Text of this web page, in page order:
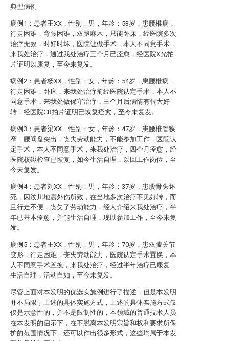
典型病例
病例1：患者王XX，性别：男，年龄：53岁，患腰椎病，
行走困难，弯腰困难，双腿麻木，只能卧床，经医院多次
治疗无效，时好时坏，医院让做手术，本人不同意手术，
来我处治疗，通过我处治疗三个月已痊愈，经医院X光拍
片证明以康复，至今未复发。
病例2：患者杨XX，性别：女，年龄：54岁，患腰椎病，
行走困难，卧床，来我处治疗前经医院认定手术，本人不
同意手术，来我处做保守治疗，三个月后病情有很大好
转，经医院CR拍片证明已恢复痊愈，至今未复发。
病例3：患者梁XX，性别：女，年龄：47岁，患腰椎管狭
窄，腰间盘突出，丧失劳动能力，不能参加工作，医院认
定手术，本人不同意手术，来我处治疗，四个月痊愈，经
医院核磁检查已恢复，如今生活自理，以回工作岗位，至
今未复发。
病例4：患者刘XX，性别：男，年龄：37岁，患股骨头坏
死，因汶川地震外伤所致，在当地多次治疗不见好转，而
且行走不便，丧失了劳动能力，经人介绍来我处治疗，半
年已基本痊愈，并能生活自理，现以参加工作，至今未复
发。
病例5：患者王XX，性别：男，年龄：70岁，患双膝关节
变形，行走困难，丧失劳动能力，医院认定手术置换，本
人不同意手术置换，来我处治疗，经过半年治疗已康复，
生活自理，活动自如，至今未复发。
尽管上面对本发明的优选实施例进行了描述，但是本发明
并不局限于上述的具体实施方式，上述的具体实施方式仅
仅是示意性的，并不是限制性的，本领域的普通技术人员
在本发明的启示下，在不脱离本发明宗旨和权利要求所保
护的范围情况下，还可以作出很多形式，这些均属于本发